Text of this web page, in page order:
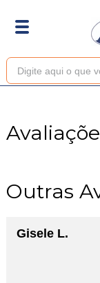
Outras
Gisele L.